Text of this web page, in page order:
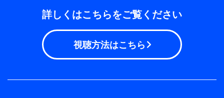
詳しくはこちらをご覧ください
視聴方法はこちら